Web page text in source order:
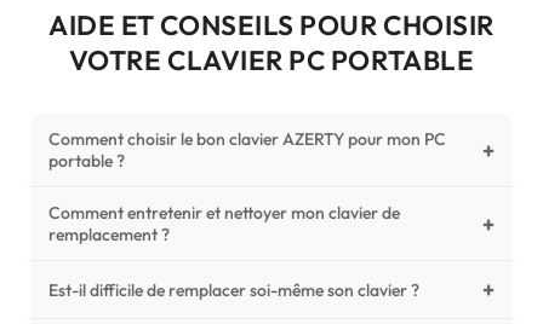
AIDE ET CONSEILS POUR CHOISIR
VOTRE CLAVIER PC PORTABLE
Comment choisir le bon clavier AZERTY pour mon PC
portable ?
+
Pour ne pas vous tromper, vérifiez trois points critiques sur
votre clavier d'origine : la disposition (AZERTY Français), la
photos HD) et l'emplacement des fixations (vis ou clips) au
Comment entretenir et nettoyer mon clavier de
remplacement ?
+
Un entretien régulier prolonge la vie de vos touches.
Est-il difficile de remplacer soi-même son clavier ? +